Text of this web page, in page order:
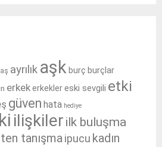
ayrılık aşk burç burçlar
erkekerkeklereski sevgili etki
güven hata hediye
ilişkiler ilk buluşma
tanışmaipucu kadın